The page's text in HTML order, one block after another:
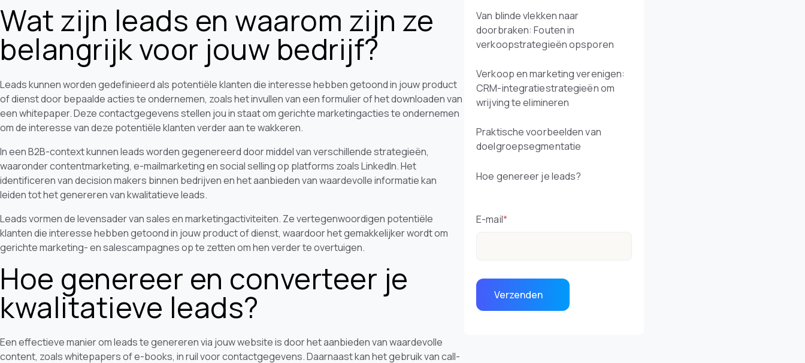
Wat zijn leads en waarom zijn ze
belangrijk voor jouw bedrijf?
Leads kunnen worden gedefinieerd als potentiële klanten die interesse hebben getoond in jouw product
of dienst door bepaalde acties te ondernemen, zoals het invullen van een formulier of het downloaden van
een whitepaper. Deze contactgegevens stellen jou in staat om gerichte marketingacties te ondernemen
om de interesse van deze potentiële klanten verder aan te wakkeren.
In een B2B-context kunnen leads worden gegenereerd door middel van verschillende strategieën,
waaronder contentmarketing, e-mailmarketing en social selling op platforms zoals LinkedIn. Het
identificeren van decision makers binnen bedrijven en het aanbieden van waardevolle informatie kan
leiden tot het genereren van kwalitatieve leads.
Leads vormen de levensader van sales en marketingactiviteiten. Ze vertegenwoordigen potentiële
klanten die interesse hebben getoond in jouw product of dienst, waardoor het gemakkelijker wordt om
gerichte marketing- en salescampagnes op te zetten om hen verder te overtuigen.
Hoe genereer en converteer je
kwalitatieve leads?
Een effectieve manier om leads te genereren via jouw website is door het aanbieden van waardevolle
content, zoals whitepapers of e-books, in ruil voor contactgegevens. Daarnaast kan het gebruik van call-
Van blinde vlekken naar
doorbraken: Fouten in
verkoopstrategieën opsporen
Verkoop en marketing verenigen:
CRM-integratiestrategieën om
wrijving te elimineren
Praktische voorbeelden van
doelgroepsegmentatie
Hoe genereer je leads?
E-mail*